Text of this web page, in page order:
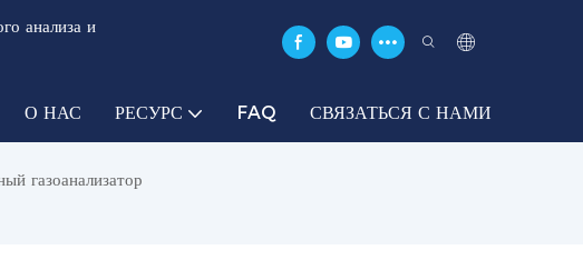
анализа и
О НАС РЕСУРС FAQ СВЯЗАТЬСЯ С НАМИ
газоанализатор